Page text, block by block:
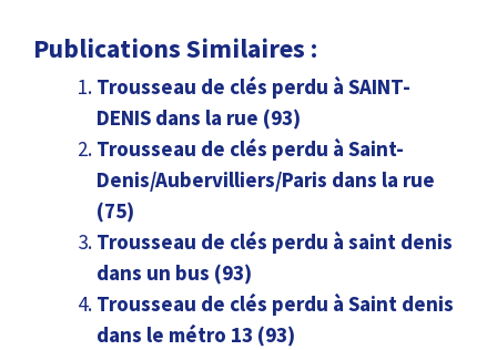
Publications Similaires :
Trousseau de clés perdu à SAINT-
DENIS dans la rue (93)
Trousseau de clés perdu à Saint-
Denis/Aubervilliers/Paris dans la rue
(75)
Trousseau de clés perdu à saint denis
dans un bus (93)
Trousseau de clés perdu à Saint denis
dans le métro 13 (93)